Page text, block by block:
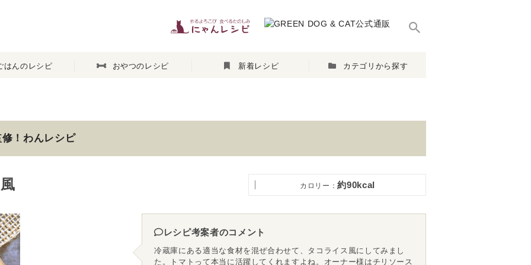
はんのレシピ おやつのレシピ 新着レシピ カテゴリから探す
！わんレシピ
カロリー：約90kcal
レシピ考案者のコメント
冷蔵庫にある適当な食材を混ぜ合わせて、タコライス風にしてみまし
た。トマトって本当に活躍してくれますよね。オーナー様はチリソース